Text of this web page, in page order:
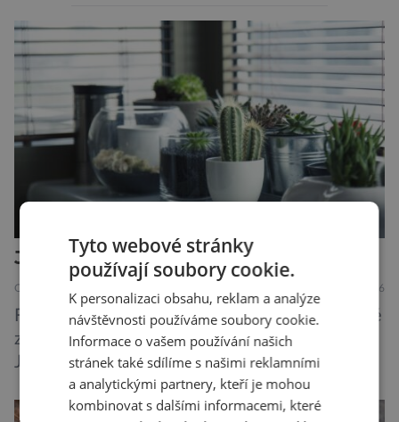
slávky. K příznakům otravy patří paralýza
dýchacích cest, dojít však může až k udušení.
Dosud proti tomuto jedu neexistovala
protilátka, nyní ji zřejmě vědci objevili, ovšem
její zdroj je […]
Jak rostliny slyší a mluví?
OBJEVY 6.8.2026
Fytoakustika patří mezi nové vědní obory, které
zásadně mění naše představy o životě rostlin.
Ještě před několika desetiletími byly rostliny
považovány za tiché a pasivní organismy, které
pouze reagují na změny prostředí. Moderní
Tyto webové stránky
používají soubory cookie.
K personalizaci obsahu, reklam a analýze
návštěvnosti používáme soubory cookie.
Informace o vašem používání našich
stránek také sdílíme s našimi reklamními
a analytickými partnery, kteří je mohou
kombinovat s dalšími informacemi, které